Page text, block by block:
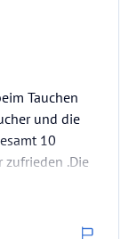
Tauchen
und die
10
zufrieden .Die